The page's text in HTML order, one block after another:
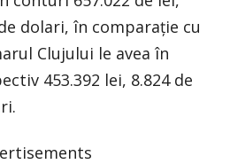
dolari, în comparație cu
Clujului le avea în
453.392 lei, 8.824 de